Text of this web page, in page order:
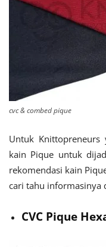
cvc & combed pique
Untuk
kain Pique untuk
rekomendasi kain
cari tahu informasinya
CVC Pique